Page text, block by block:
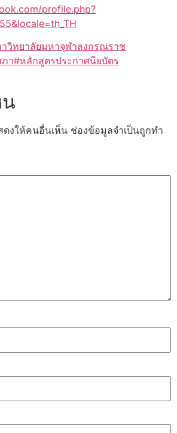
profile.php?
วิทยาลัยมหาจุฬาลงกรณราช
า#หลักสูตรประกาศนียบัตร
งให้คนอื่นเห็น ช่องข้อมูลจำเป็นถูกทำ